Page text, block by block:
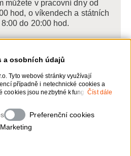
a osobních údajů
Tyto webové stránky využívají
případně i netechnické cookies a
cookies jsou nezbytné k fungování
k personalizaci reklam a
netechnických cookies a vašich
souhlas. Bližší informace o vašich
údajů, včetně možnosti odvolání
Číst dále
Preferenční cookies
Marketing
můžete v pracovní dny od
hod, o víkendech a státních
do 20:00 hod.
VZKAZ
vzkaz online, my se vám